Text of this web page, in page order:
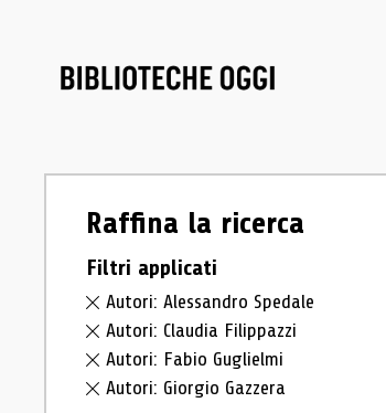
Raffina la ricerca
Filtri applicati
Autori: Alessandro Spedale
Autori: Claudia Filippazzi
Autori: Fabio Guglielmi
Autori: Giorgio Gazzera